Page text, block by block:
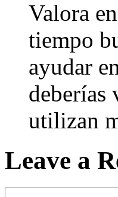
Valora
tiempo
ayudar
deberías
utilizan
Leave a